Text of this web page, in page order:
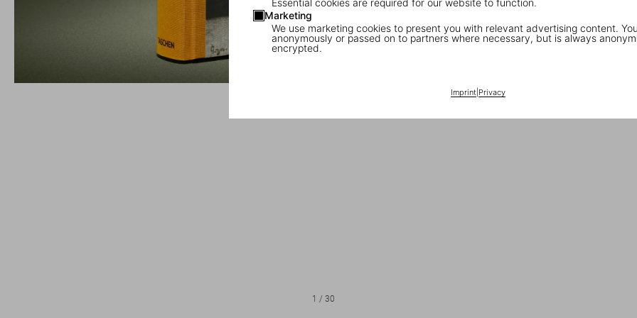
Marketing
We use marketing cookies to present you with relevant advertising content.
anonymously or passed on to partners where necessary, but is always
encrypted.
Imprint| Privacy
1 / 30